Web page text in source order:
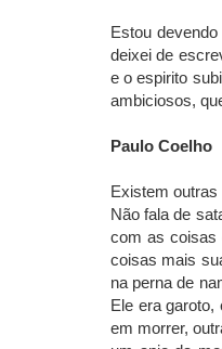
Estou
deixei de
e o espirito
ambiciosos,
Paulo Coelho
Existem
Não fala de
com as coisas
coisas mais
na perna de
Ele era
em morrer,